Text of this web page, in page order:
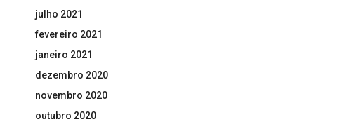
julho 2021
fevereiro 2021
janeiro 2021
dezembro 2020
novembro 2020
outubro 2020